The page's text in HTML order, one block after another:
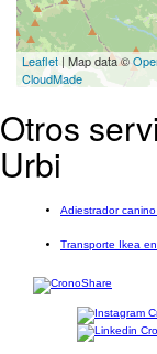
Leaflet | Map data ©
CloudMade
Otros
Urbi
Adiestrador
Transporte Ikea